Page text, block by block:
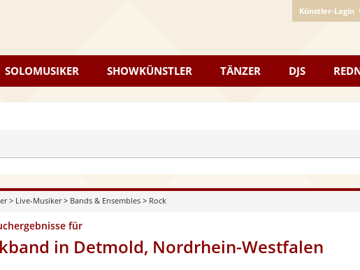
Künstler-Login
SOLOMUSIKER SHOWKÜNSTLER TÄNZER DJS
> Live-Musiker> Bands & Ensembles> Rock
für
in Detmold, Nordrhein-Westfalen